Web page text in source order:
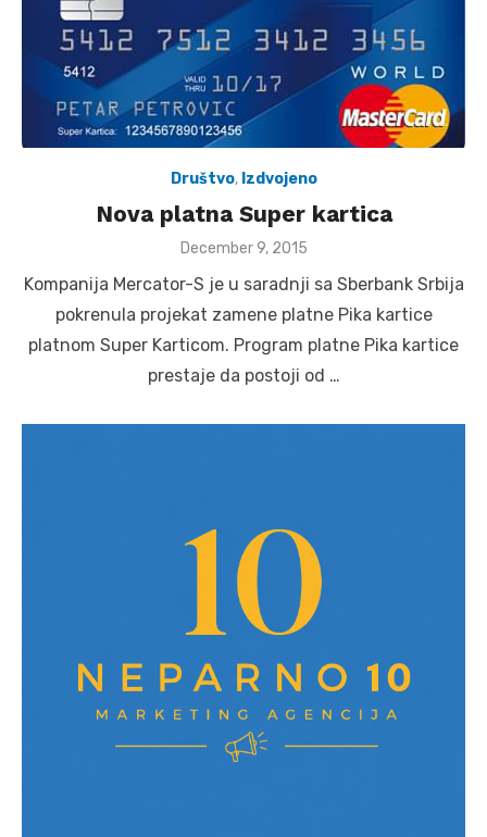
Društvo, Izdvojeno
Nova platna Super kartica
Posted
December 9, 2015
Kompanija Mercator-S je u saradnji sa Sberbank Srbija
pokrenula projekat zamene platne Pika kartice
platnom Super Karticom. Program platne Pika kartice
prestaje da postoji od …